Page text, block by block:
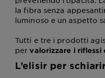
la fibra senza
luminoso e un aspetto
Tutti e tre i prodotti
pervalorizzare i riflessi
L’elisir per